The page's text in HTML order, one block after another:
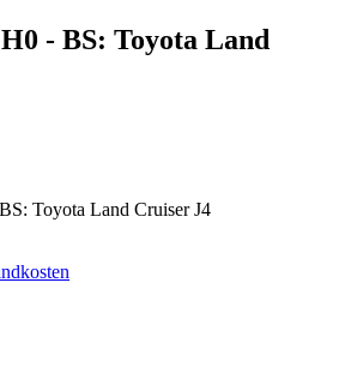
- BS: Toyota Land